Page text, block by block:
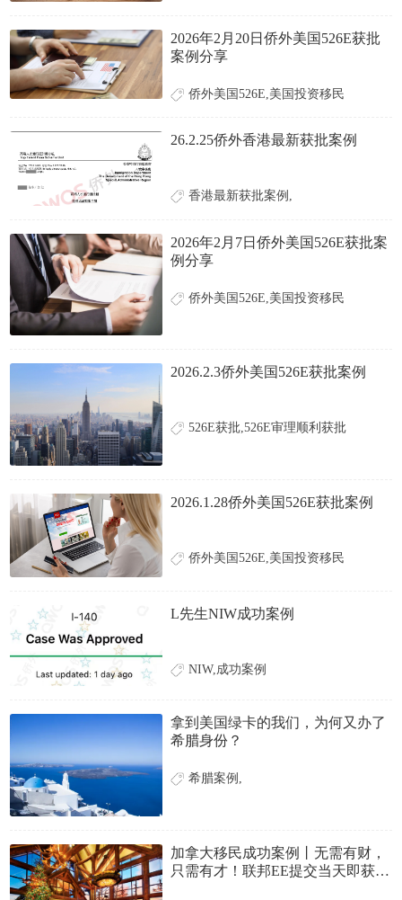
2026年2月20日侨外美国526E获批
案例分享
侨外美国526E,美国投资移民
26.2.25侨外香港最新获批案例
香港最新获批案例,
2026年2月7日侨外美国526E获批案
例分享
侨外美国526E,美国投资移民
2026.2.3侨外美国526E获批案例
526E获批,526E审理顺利获批
2026.1.28侨外美国526E获批案例
侨外美国526E,美国投资移民
L先生NIW成功案例
NIW,成功案例
拿到美国绿卡的我们，为何又办了
希腊身份？
希腊案例,
加拿大移民成功案例丨无需有财，
只需有才！联邦EE提交当天即获